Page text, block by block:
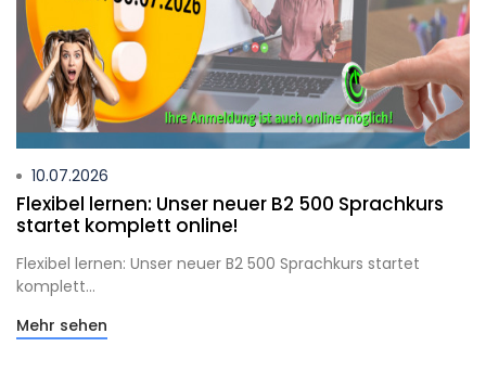
10.07.2026
Flexibel lernen: Unser neuer B2 500 Sprachkurs
startet komplett online!
Flexibel lernen: Unser neuer B2 500 Sprachkurs startet
komplett...
Mehr sehen